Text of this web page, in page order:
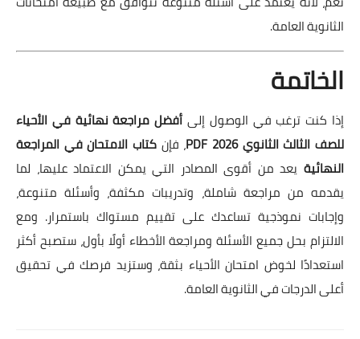
الثانوية العامة.
الخاتمة
إذا كنت ترغب في الوصول إلى أفضل مراجعة نهائية في الأحياء
للصف الثالث الثانوي 2026 PDF
، فإن كتاب الامتحان في المراجعة
النهائية يعد من أقوى المصادر التي يمكن الاعتماد عليها، لما
يقدمه من مراجعة شاملة، وتدريبات مكثفة، وأسئلة متنوعة،
وإجابات نموذجية تساعدك على تقييم مستواك باستمرار. ومع
الالتزام بحل جميع الأسئلة ومراجعة الأخطاء أولًا بأول، ستصبح أكثر
استعدادًا لخوض امتحان الأحياء بثقة، وستزيد فرصك في تحقيق
أعلى الدرجات في الثانوية العامة.